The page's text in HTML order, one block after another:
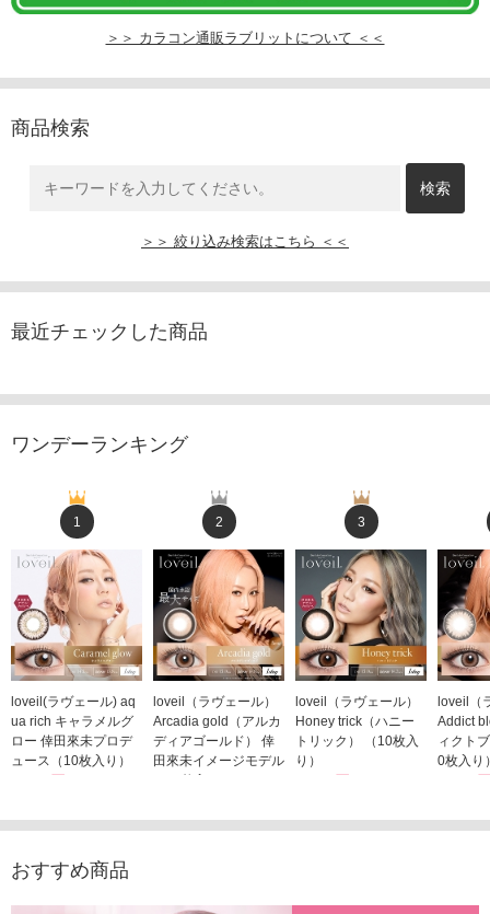
＞＞ カラコン通販ラブリットについて ＜＜
商品検索
＞＞ 絞り込み検索はこちら ＜＜
最近チェックした商品
ワンデーランキング
1
loveil(ラヴェール) aq
ua rich キャラメルグ
ロー 倖田來未プロデ
ュース（10枚入り）
2
loveil（ラヴェール）
Arcadia gold（アルカ
ディアゴールド） 倖
田來未イメージモデル
3
loveil（ラヴェール）
Honey trick（ハニー
トリック） （10枚入
り）
loveil（
Addict
ィクト
0枚入り
おすすめ商品